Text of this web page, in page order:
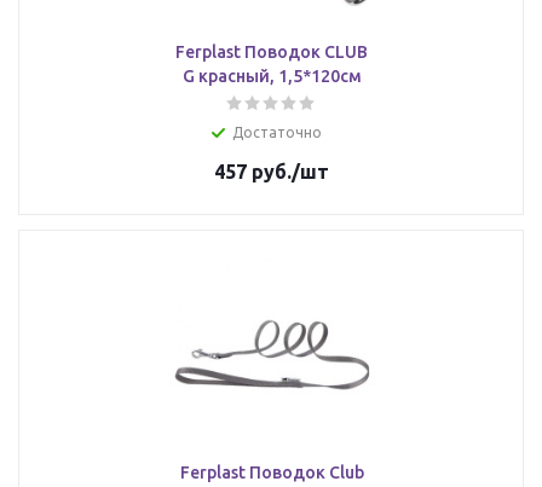
Ferplast Поводок CLUB
G красный, 1,5*120см
Достаточно
457 руб./шт
Ferplast Поводок Club